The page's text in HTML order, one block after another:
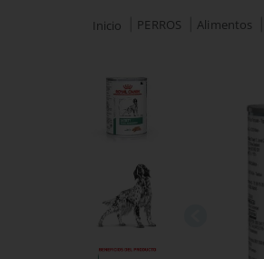
PERROS Alimentos